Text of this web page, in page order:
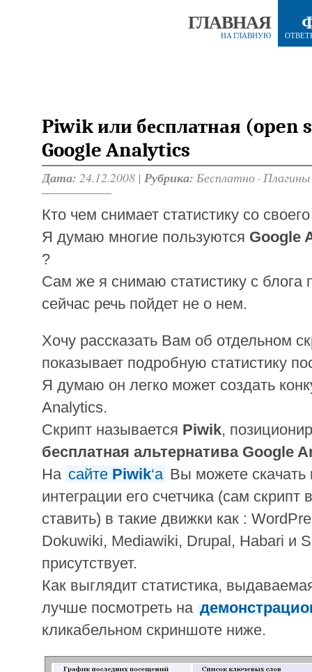
ГЛАВНАЯ
НА ГЛАВНУЮ
Piwik или бесплатная (open
Google Analytics
Дата: 24.12.2008 | Рубрика: Бесплатно · Плагины
Кто чем снимает статистику со
Я думаю многие пользуются Google
?
Сам же я снимаю статистику с блога
сейчас речь пойдет не о нем.
Хочу рассказать Вам об отдельном
показывает подробную статистику
Я думаю он легко может создать
Analytics.
Скрипт называется Piwik,
бесплатная альтернатива Google
На сайте Piwik‘а Вы можете скачать
интеграции его счетчика (сам скрипт
ставить) в такие движки как :
Dokuwiki, Mediawiki, Drupal, Habari и
присутствует.
Как выглядит статистика,
лучше посмотреть на
кликабельном скриншоте ниже.